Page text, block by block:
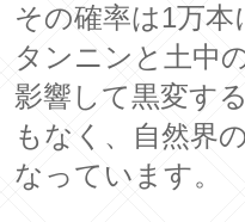
その確率は1万
タンニンと土中
影響して黒変す
もなく、自然界
なっています。